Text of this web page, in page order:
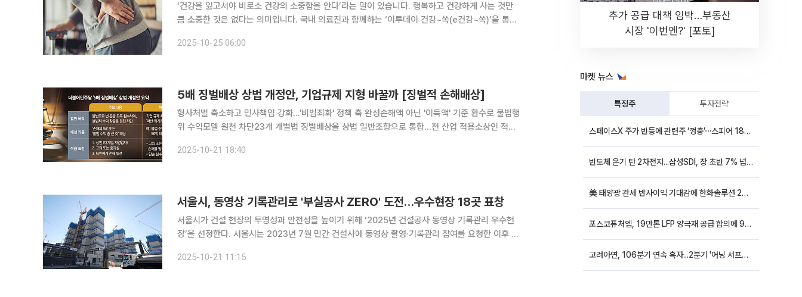
‘건강을 잃고서야 비로소 건강의 소중함을 안다’라는 말이 있습니다. 행복하고 건강하게 사는 것만
큼 소중한 것은 없다는 의미입니다. 국내 의료진과 함께하는 ‘이투데이 건강~쏙(e건강~쏙)’을 통해
생겼다는 의미다. 부실 공사로 지어진 건물이 쉽게 붕괴하듯 골다
2025-10-25 06:00
5배 징벌배상 상법 개정안, 기업규제 지형 바꿀까 [징벌적 손해배상]
형사처벌 축소하고 민사책임 강화…'비범죄화' 정책 축 완성손해액 아닌 '이득액' 기준 환수로 불법행
위 수익모델 원천 차단23개 개별법 징벌배상을 상법 일반조항으로 통합…전 산업 적용소상인 적용·
은 단순한 손해배상 확대를 넘어 기업 규제 체계의 방향 자체를 바꾸
2025-10-21 18:40
서울시, 동영상 기록관리로 '부실공사 ZERO' 도전…우수현장 18곳 표창
서울시가 건설 현장의 투명성과 안전성을 높이기 위해 ‘2025년 건설공사 동영상 기록관리 우수현
장’을 선정한다. 서울시는 2023년 7월 민간 건설사에 동영상 촬영·기록관리 참여를 요청한 이후 1
2025-10-21 11:15
추가 공급 대책 임박…부동산
시장 '이번엔?' [포토]
마켓 뉴스
특징주 투자전략
스페이스X 주가 반등에 관련주 ‘껑충’⋯스피어 18%ㆍ에이치브이엠 12%↑
반도체 온기 탄 2차전지...삼성SDI, 장 초반 7% 넘게 껑충
美 태양광 관세 반사이익 기대감에 한화솔루션 20%대·OCI홀딩스 14%대 급등
포스코퓨처엠, 19만톤 LFP 양극재 공급 합의에 9%대 강세
고려아연, 106분기 연속 흑자...2분기 '어닝 서프라이즈'에 장 초반 12%대 강세